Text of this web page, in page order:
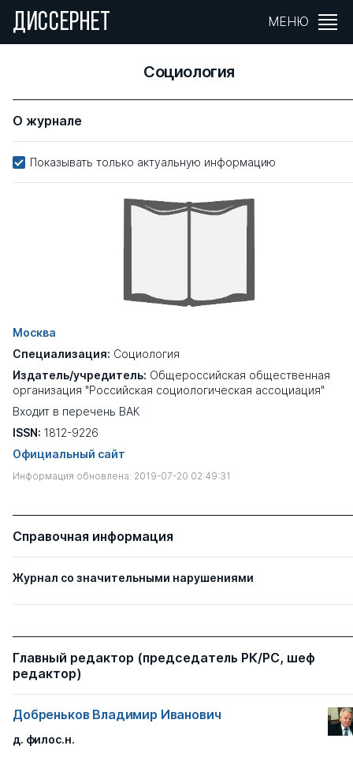
ДИССЕРНЕТ МЕНЮ
Социология
О журнале
Показывать только актуальную информацию
Москва
Специализация: Социология
Издатель/учредитель: Общероссийская общественная
организация "Российская социологическая ассоциация"
Входит в перечень ВАК
ISSN: 1812-9226
Официальный сайт
Информация обновлена: 2019-07-20 02:49:31
Справочная информация
Журнал со значительными нарушениями
Главный редактор (председатель РК/РС, шеф
редактор)
Добреньков Владимир Иванович
д. филос.н.